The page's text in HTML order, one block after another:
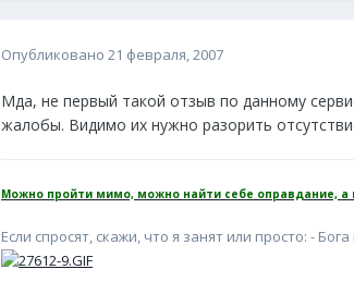
Опубликовано 21 февраля, 2007
Мда, не первый такой отзыв по данному
жалобы. Видимо их нужно разорить
Можно пройти мимо, можно найти себе оправдание,
Если спросят, скажи, что я занят или просто: - Бога